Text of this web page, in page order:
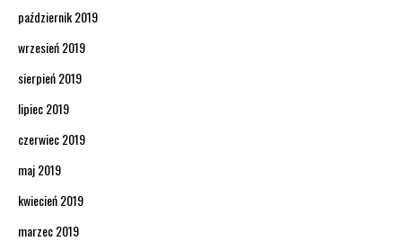
październik 2019
wrzesień 2019
sierpień 2019
lipiec 2019
czerwiec 2019
maj 2019
kwiecień 2019
marzec 2019